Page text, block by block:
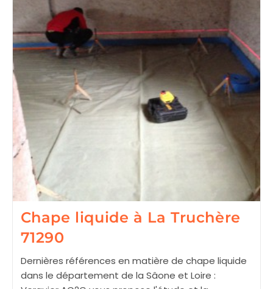
Chape liquide à La Truchère
71290
Dernières références en matière de chape liquide
dans le département de la Sâone et Loire :